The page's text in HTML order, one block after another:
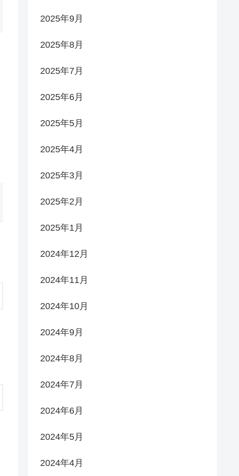
2025年9月
2025年8月
2025年7月
2025年6月
2025年5月
2025年4月
2025年3月
2025年2月
2025年1月
2024年12月
2024年11月
2024年10月
2024年9月
2024年8月
2024年7月
2024年6月
2024年5月
2024年4月